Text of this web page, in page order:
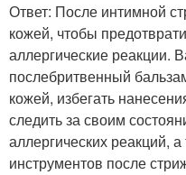
Ответ: После интимной
кожей, чтобы
аллергические реакции.
послебритвенный
кожей, избегать
следить за своим
аллергических реакций,
инструментов после